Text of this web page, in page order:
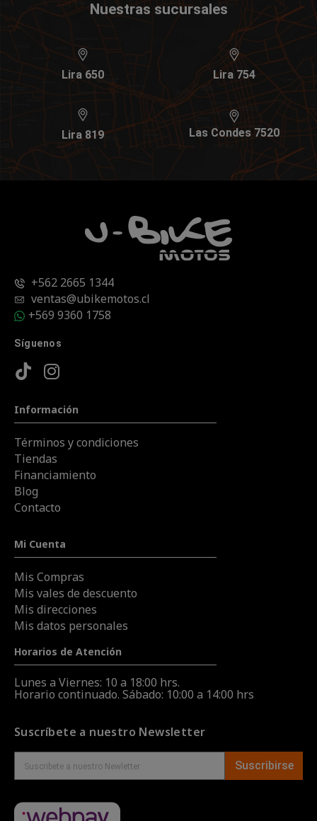
Nuestras sucursales
Lira 650 Lira 754
Lira 819 Las Condes 7520
+562 2665 1344
ventas@ubikemotos.cl
+569 9360 1758
Síguenos
Información
Términos y condiciones
Tiendas
Financiamiento
Blog
Contacto
Mi Cuenta
Mis Compras
Mis vales de descuento
Mis direcciones
Mis datos personales
Horarios de Atención
Lunes a Viernes: 10 a 18:00 hrs.
Horario continuado. Sábado: 10:00 a 14:00 hrs
Suscríbete a nuestro Newsletter
Suscribirse